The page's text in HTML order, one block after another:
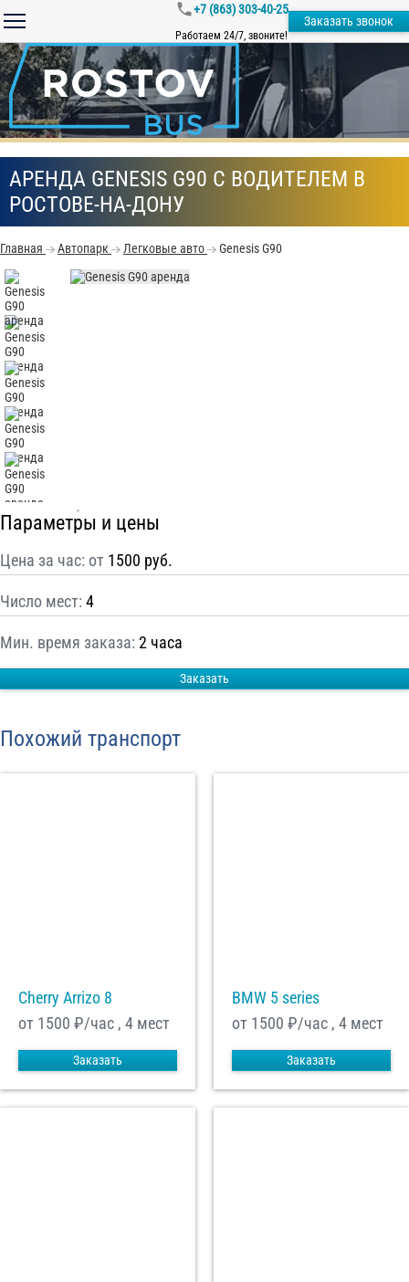
+7 (863) 303-40-25
Работаем 24/7, звоните!
Заказать звонок
АРЕНДА GENESIS G90 С ВОДИТЕЛЕМ В
РОСТОВЕ-НА-ДОНУ
Главная Автопарк Легковые авто Genesis G90
Параметры и цены
Цена за час: от 1500 руб.
Число мест: 4
Мин. время заказа: 2 часа
Заказать
Похожий транспорт
Cherry Arrizo 8
от 1500 ₽/час , 4 мест
Заказать
BMW 5 series
от 1500 ₽/час , 4 мест
Заказать